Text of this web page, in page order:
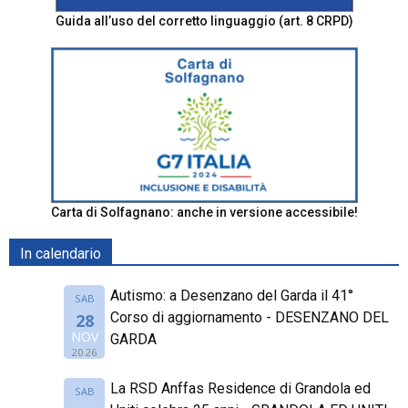
Guida all’uso del corretto linguaggio (art. 8 CRPD)
Carta di Solfagnano: anche in versione accessibile!
In calendario
SAB
28
NOV
2026
Autismo: a Desenzano del Garda il 41°
Corso di aggiornamento - DESENZANO DEL
GARDA
SAB
La RSD Anffas Residence di Grandola ed